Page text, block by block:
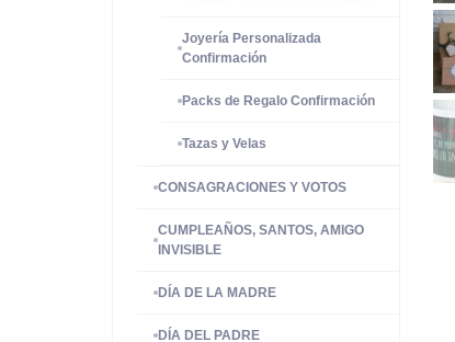
Joyería Personalizada
Confirmación
Packs de Regalo Confirmación
Tazas y Velas
CONSAGRACIONES Y VOTOS
CUMPLEAÑOS, SANTOS, AMIGO
INVISIBLE
DÍA DE LA MADRE
DÍA DEL PADRE